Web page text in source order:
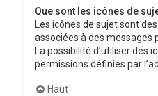
Que sont les icônes de
Les icônes de sujet sont
associées à des messages
La possibilité d’utiliser des
permissions définies par
Haut